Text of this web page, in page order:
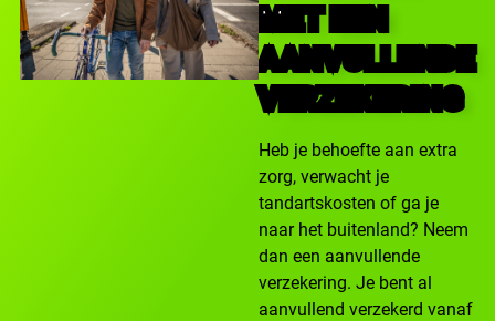
MET EEN
AANVULLENDE
VERZEKERING
Heb je behoefte aan extra
zorg, verwacht je
tandartskosten of ga je
naar het buitenland? Neem
dan een aanvullende
verzekering. Je bent al
aanvullend verzekerd vanaf